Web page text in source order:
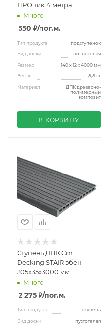
ПРО тик 4 метра
Много
550 ₽/пог.м.
Тип продукта подступенок
Вид доски полнотелая
Размер 140 х 12 х 4000 мм
Вес, кг 8,8 кг
Материал
ДПК древесно-
полимерный
композит
В КОРЗИНУ
Ступень ДПК Cm
Decking STAIR эбен
305х35х3000 мм
Много
2 275 ₽/пог.м.
Тип продукта ступень
Вид доски пустотелая